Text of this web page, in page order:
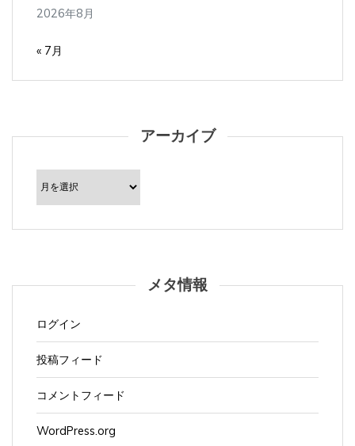
2026年8月
« 7月
アーカイブ
ア
ー
カ
イ
メタ情報
ログイン
投稿フィード
コメントフィード
WordPress.org